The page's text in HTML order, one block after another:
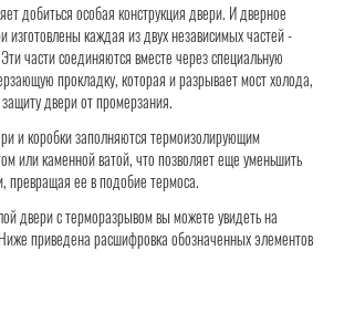
добиться особая конструкция двери. И дверное
изготовлены каждая из двух независимых частей -
части соединяются вместе через специальную
прокладку, которая и разрывает мост холода,
двери от промерзания.
и коробки заполняются термоизолирующим
или каменной ватой, что позволяет еще уменьшить
превращая ее в подобие термоса.
двери с терморазрывом вы можете увидеть на
приведена расшифровка обозначенных элементов